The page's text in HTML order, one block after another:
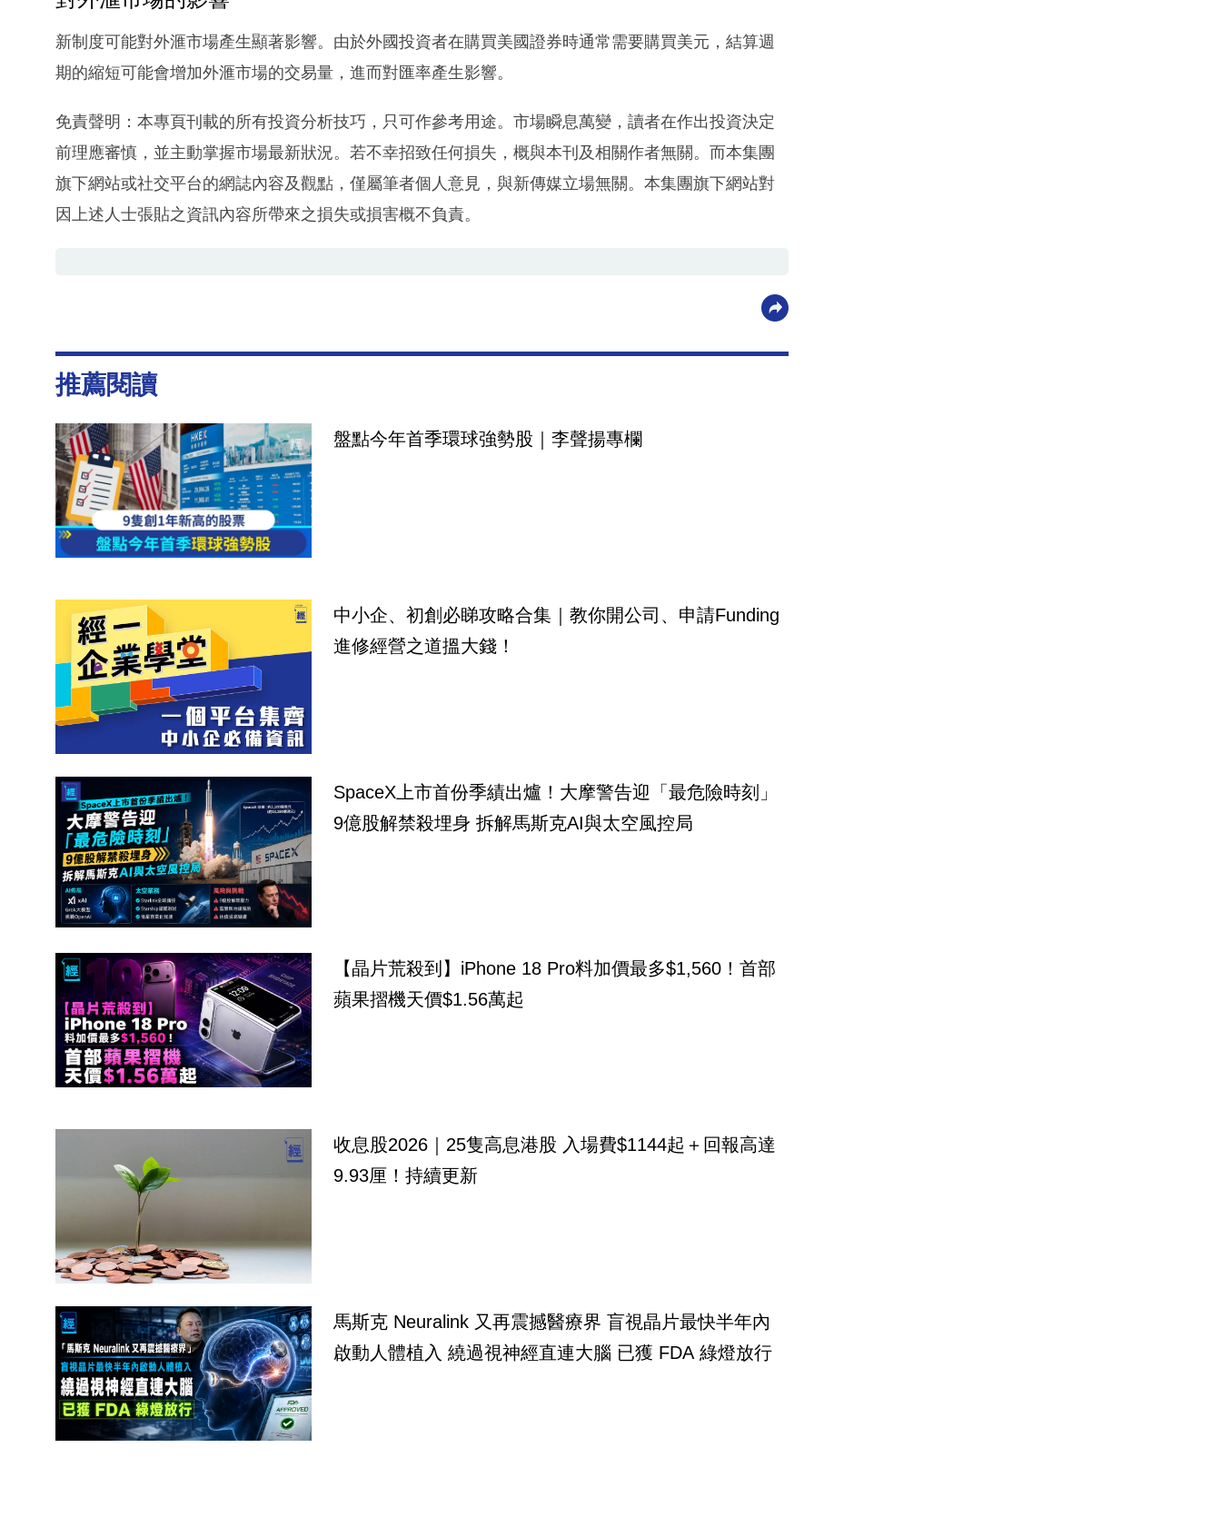
新制度可能對外滙市場產生顯著影響。由於外國投資者在購買美國證券時通常需要購買美元，結算週
期的縮短可能會增加外滙市場的交易量，進而對匯率產生影響。
免責聲明：本專頁刊載的所有投資分析技巧，只可作參考用途。市場瞬息萬變，讀者在作出投資決定
前理應審慎，並主動掌握市場最新狀況。若不幸招致任何損失，概與本刊及相關作者無關。而本集團
旗下網站或社交平台的網誌內容及觀點，僅屬筆者個人意見，與新傳媒立場無關。本集團旗下網站對
因上述人士張貼之資訊內容所帶來之損失或損害概不負責。
推薦閱讀
盤點今年首季環球強勢股｜李聲揚專欄
中小企、初創必睇攻略合集｜教你開公司、申請Funding
進修經營之道搵大錢！
SpaceX上市首份季績出爐！大摩警告迎「最危險時刻」
9億股解禁殺埋身 拆解馬斯克AI與太空風控局
【晶片荒殺到】iPhone 18 Pro料加價最多$1,560！首部
蘋果摺機天價$1.56萬起
收息股2026｜25隻高息港股 入場費$1144起＋回報高達
9.93厘！持續更新
馬斯克 Neuralink 又再震撼醫療界 盲視晶片最快半年內
啟動人體植入 繞過視神經直連大腦 已獲 FDA 綠燈放行